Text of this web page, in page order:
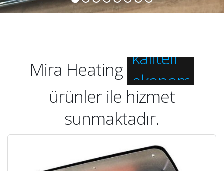
Mira Heating ekonomik
inovatif
ürünler ile hizmet
sunmaktadır.